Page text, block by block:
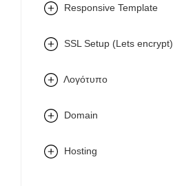
Responsive Template
SSL Setup (Lets encrypt)
Λογότυπο
Domain
Hosting